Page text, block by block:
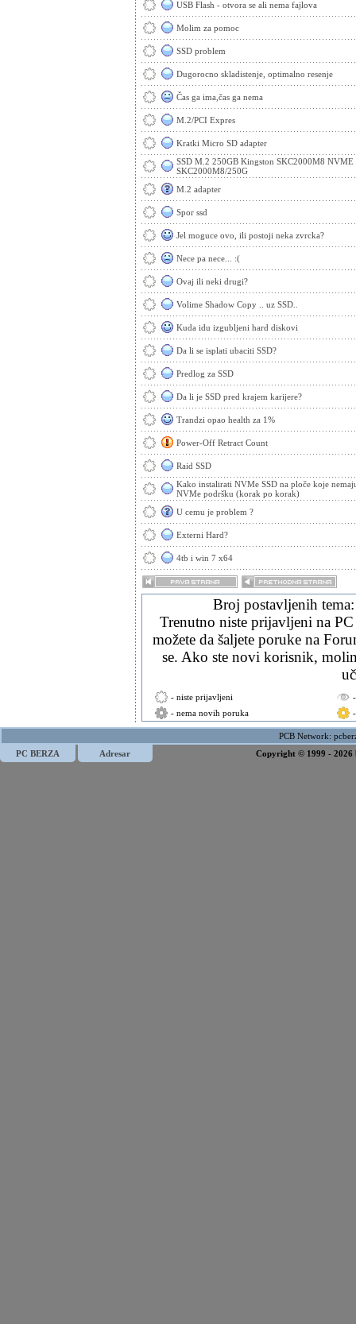
USB Flash - otvora se ali nema fajlova
Molim za pomoc
SSD problem
Dugorocno skladistenje, optimalno resenje
Čas ga ima,čas ga nema
M.2/PCI Expres
Kratki Micro SD adapter
SSD M.2 250GB Kingston SKC2000M8
SKC2000M8/250G
M.2 adapter
Spor ssd
Jel moguce ovo, ili postoji neka zvrcka?
Nece pa nece... :(
Ovaj ili neki drugi?
Volime Shadow Copy .. uz SSD..
Kuda idu izgubljeni hard diskovi
Da li se isplati ubaciti SSD?
Predlog za SSD
Da li je SSD pred krajem karijere?
Trandzi opao health za 1%
Power-Off Retract Count
Raid SSD
Kako instalirati NVMe SSD na ploče koje
NVMe podršku (korak po korak)
U cemu je problem ?
Externi Hard?
4tb i win 7 x64
Broj postavljenih
Trenutno niste prijavljeni na
možete da šaljete poruke na
se. Ako ste novi korisnik,
- niste prijavljeni
- nema novih poruka
PCB Network:
PC BERZA
Adresar Copyright © 1999 -